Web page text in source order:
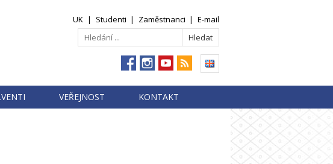
UK | Studenti | Zaměstnanci | E-mail
VEŘEJNOST KONTAKT